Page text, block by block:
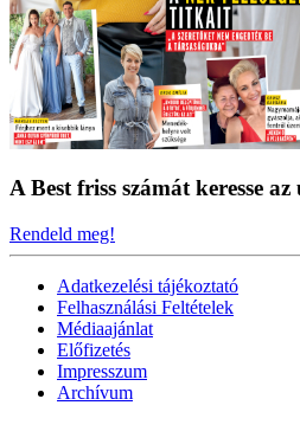
A Best friss számát keresse
Rendeld meg!
Adatkezelési tájékoztató
Felhasználási Feltételek
Médiaajánlat
Előfizetés
Impresszum
Archívum